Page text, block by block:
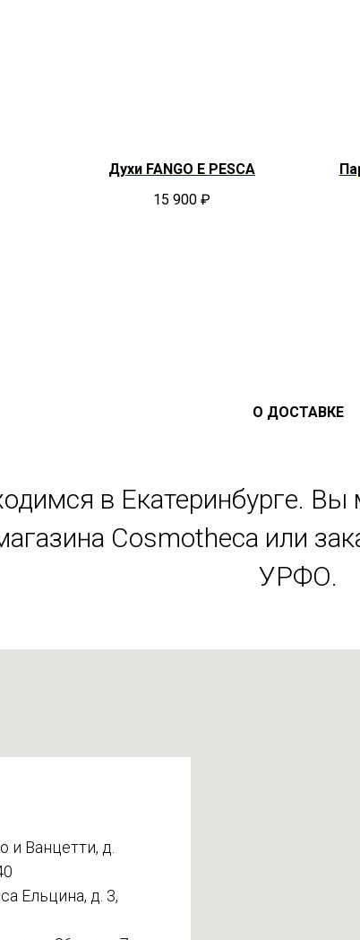
Духи FANGO E PESCA
15 900 ₽
О ДОСТАВКЕ
в Екатеринбурге. Вы
Cosmotheca или
УРФО.
и Ванцетти, д.
Ельцина, д. 3,